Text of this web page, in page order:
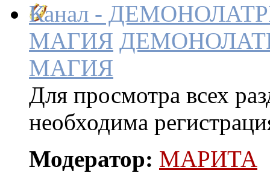
Канал -
МАГИЯ
МАГИЯ
Для просмотра всех
необходима
Модератор: МАРИТА